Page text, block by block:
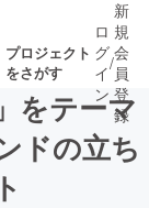
プロジェクト
をさがす
いプ
ロ
グ
イ
ン
/
新
規
会
員
登
録
をテーマ
ドの立ち